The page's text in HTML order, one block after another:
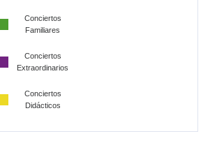
Conciertos
Familiares
Conciertos
Extraordinarios
Conciertos
Didácticos